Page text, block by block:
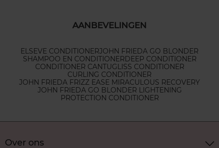
AANBEVELINGEN
ELSEVE CONDITIONERJOHN FRIEDA GO BLONDER
SHAMPOO EN CONDITIONER DEEP CONDITIONER
CONDITIONER CANTUGLISS CONDITIONER
CURLING CONDITIONER
JOHN FRIEDA FRIZZ EASE MIRACULOUS RECOVERY
JOHN FRIEDA GO BLONDER LIGHTENING
PROTECTION CONDITIONER
Over ons